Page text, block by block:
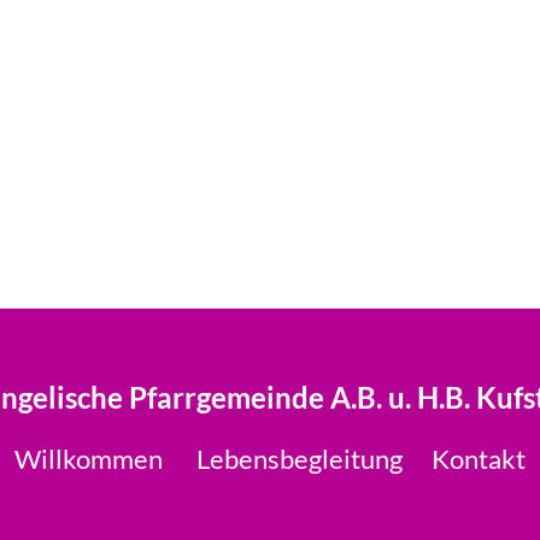
Pfarrgemeinde A.B. u. H.B.
Willkommen Lebensbegleitung Kontakt